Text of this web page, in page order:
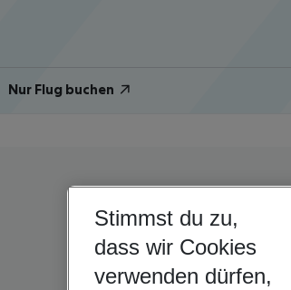
Nur Flug buchen
Stimmst du zu,
dass wir Cookies
verwenden dürfen,